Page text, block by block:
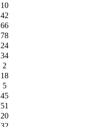
10
42
66
78
24
34
2
18
5
45
51
20